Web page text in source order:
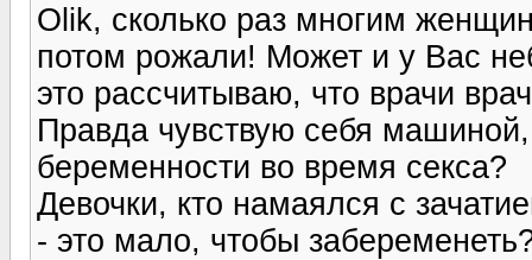
Olik, сколько раз многим
потом рожали! Может и у Вас
это рассчитываю, что врачи
Правда чувствую себя
беременности во время секса?
Девочки, кто намаялся с
- это мало, чтобы